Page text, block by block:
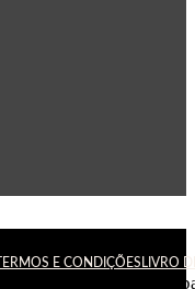
TERMOS E CONDIÇÕES LIVRO